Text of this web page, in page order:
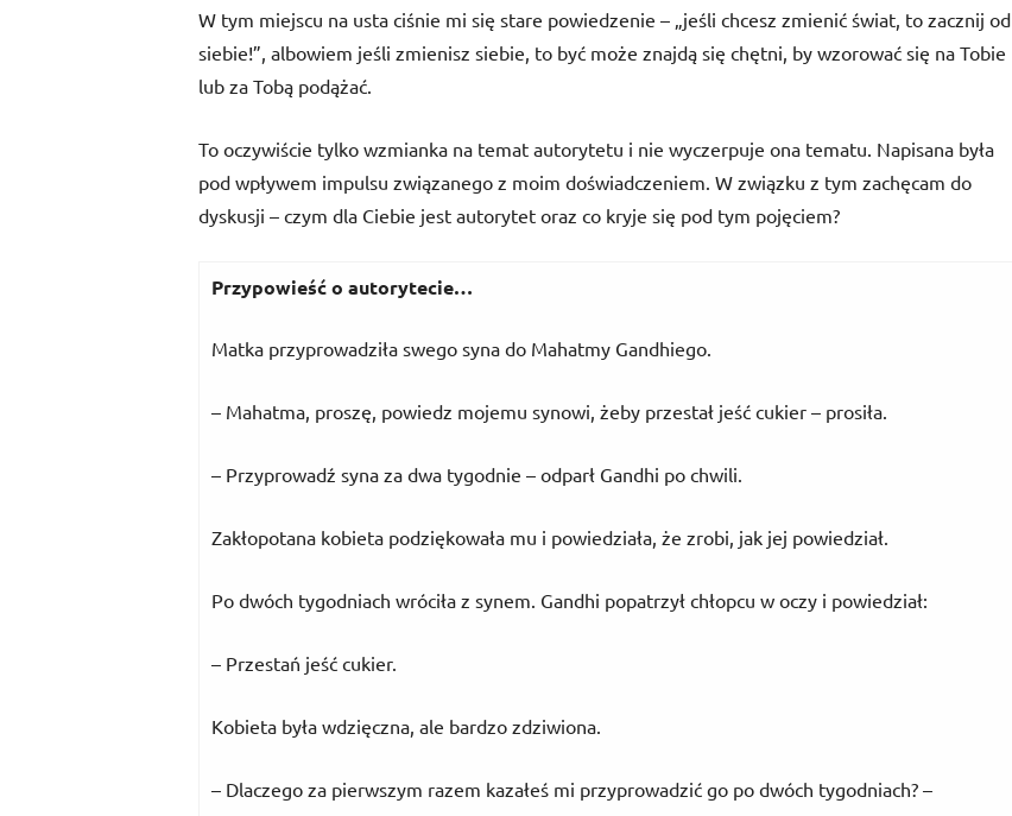
W tym miejscu na usta ciśnie mi się stare powiedzenie – „jeśli chcesz zmienić świat, to zacznij od
siebie!”, albowiem jeśli zmienisz siebie, to być może znajdą się chętni, by wzorować się na Tobie
lub za Tobą podążać.
To oczywiście tylko wzmianka na temat autorytetu i nie wyczerpuje ona tematu. Napisana była
pod wpływem impulsu związanego z moim doświadczeniem. W związku z tym zachęcam do
dyskusji – czym dla Ciebie jest autorytet oraz co kryje się pod tym pojęciem?
Przypowieść o autorytecie…
Matka przyprowadziła swego syna do Mahatmy Gandhiego.
– Mahatma, proszę, powiedz mojemu synowi, żeby przestał jeść cukier – prosiła.
– Przyprowadź syna za dwa tygodnie – odparł Gandhi po chwili.
Zakłopotana kobieta podziękowała mu i powiedziała, że zrobi, jak jej powiedział.
Po dwóch tygodniach wróciła z synem. Gandhi popatrzył chłopcu w oczy i powiedział:
– Przestań jeść cukier.
Kobieta była wdzięczna, ale bardzo zdziwiona.
– Dlaczego za pierwszym razem kazałeś mi przyprowadzić go po dwóch tygodniach? –